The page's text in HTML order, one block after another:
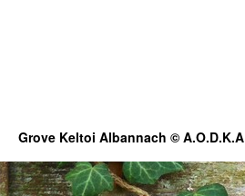
Grove Keltoi Albannach © A.O.D.K.A